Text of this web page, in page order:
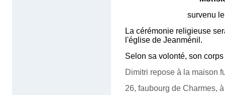
survenu le 9 mars
La cérémonie religieuse
l'église de Jeanménil.
Selon sa volonté, son
Dimitri repose à la maison
26, faubourg de Charmes,